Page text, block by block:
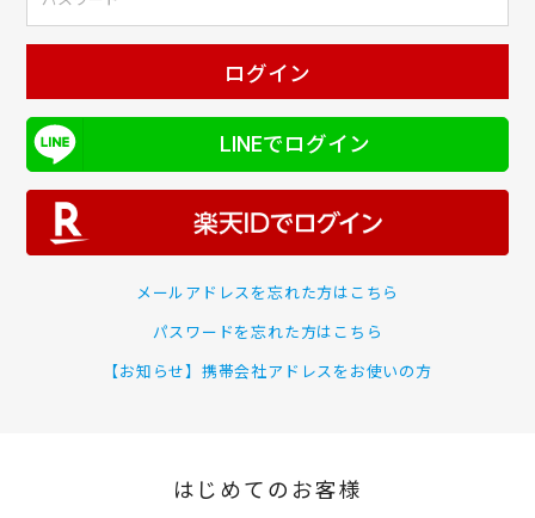
ログイン
LINEでログイン
メールアドレスを忘れた方はこちら
パスワードを忘れた方はこちら
【お知らせ】携帯会社アドレスをお使いの方
はじめてのお客様